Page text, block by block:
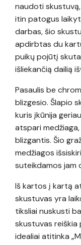
naudoti
itin patogus
darbas, šio
apdirbtas du
puikų pojūtį
išliekančią dailią
Pasaulis be
blizgesio. Šlapio
kuris įkūnija
atspari
blizgantis. Šio
medžiagos
suteikdamos jam
Iš kartos į kartą
skustuvas yra
tiksliai nuskusti
skustuvas reiškia
idealiai atitinka